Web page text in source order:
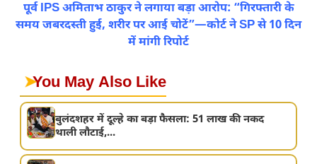
पूर्व IPS अमिताभ ठाकुर ने लगाया बड़ा आरोप: “गिरफ्तारी के
समय जबरदस्ती हुई, शरीर पर आई चोटें”—कोर्ट ने SP से 10 दिन
में मांगी रिपोर्ट
➤You May Also Like
बुलंदशहर में दूल्हे का बड़ा फैसला: 51 लाख की नकद
थाली लौटाई,...